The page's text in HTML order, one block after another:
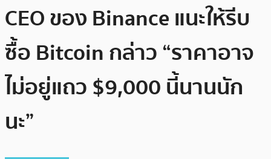
CEO ของ Binance แนะให้รีบ
ซื้อ Bitcoin กล่าว “ราคาอาจ
ไม่อยู่แถว $9,000 นี้นานนัก
นะ”